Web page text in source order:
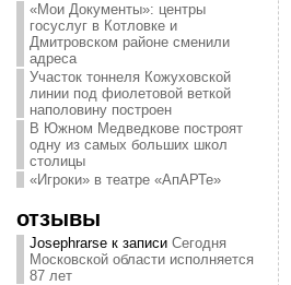
«Мои Документы»: центры
госуслуг в Котловке и
Дмитровском районе сменили
адреса
Участок тоннеля Кожуховской
линии под фиолетовой веткой
наполовину построен
В Южном Медведкове построят
одну из самых больших школ
столицы
«Игроки» в театре «АпАРТе»
отзывы
Josephrarseк записи Сегодня
Московской области исполняется
87 лет